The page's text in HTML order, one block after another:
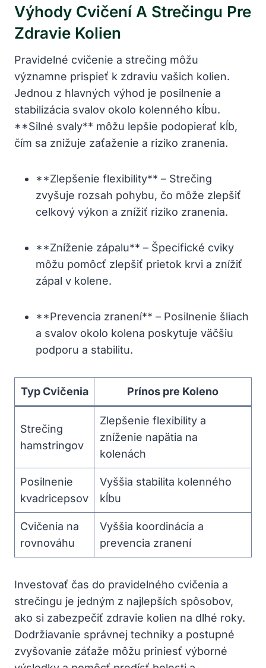
Výhody Cvičení A Strečingu Pre
Zdravie Kolien
Pravidelné cvičenie a strečing môžu
významne prispieť k zdraviu vašich kolien.
Jednou z hlavných výhod je posilnenie a
stabilizácia svalov okolo kolenného kĺbu.
**Silné svaly** môžu lepšie podopierať kĺb,
čím sa znižuje zaťaženie a riziko zranenia.
**Zlepšenie flexibility** – Strečing
zvyšuje rozsah pohybu, čo môže zlepšiť
celkový výkon a znížiť riziko zranenia.
**Zníženie zápalu** – Špecifické cviky
môžu pomôcť zlepšiť prietok krvi a znížiť
zápal v kolene.
**Prevencia zranení** – Posilnenie šliach
a svalov okolo kolena poskytuje väčšiu
podporu a stabilitu.
Typ Cvičenia Prínos pre Koleno
Strečing
hamstringov
Zlepšenie flexibility a
zníženie napätia na
kolenách
Posilnenie
kvadricepsov
Vyššia stabilita kolenného
kĺbu
Cvičenia na
rovnováhu
Vyššia koordinácia a
prevencia zranení
Investovať čas do pravidelného cvičenia a
strečingu je jedným z najlepších spôsobov,
ako si zabezpečiť zdravie kolien na dlhé roky.
Dodržiavanie správnej techniky a postupné
zvyšovanie záťaže môžu priniesť výborné